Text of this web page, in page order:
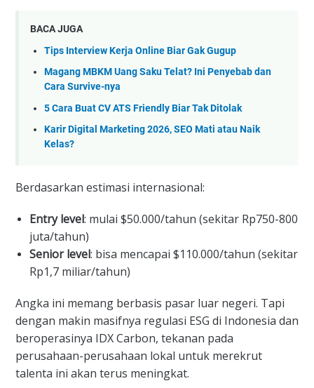
BACA JUGA
Tips Interview Kerja Online Biar Gak Gugup
Magang MBKM Uang Saku Telat? Ini Penyebab dan
Cara Survive-nya
5 Cara Buat CV ATS Friendly Biar Tak Ditolak
Karir Digital Marketing 2026, SEO Mati atau Naik
Kelas?
Berdasarkan estimasi internasional:
Entry level: mulai $50.000/tahun (sekitar Rp750-800
juta/tahun)
Senior level: bisa mencapai $110.000/tahun (sekitar
Rp1,7 miliar/tahun)
Angka ini memang berbasis pasar luar negeri. Tapi
dengan makin masifnya regulasi ESG di Indonesia dan
beroperasinya IDX Carbon, tekanan pada
perusahaan-perusahaan lokal untuk merekrut
talenta ini akan terus meningkat.